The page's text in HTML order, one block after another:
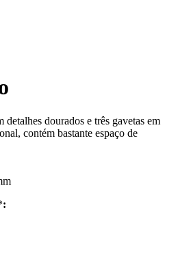
dourados e três gavetas em
contém bastante espaço de
: